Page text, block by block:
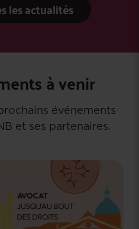
les actualités
à venir
événements
et ses partenaires.